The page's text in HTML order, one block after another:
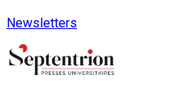
Newsletters